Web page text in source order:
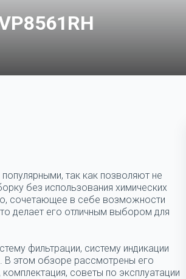
так как позволяют не
без использования химических
сочетающее в себе возможности
делает его отличным выбором для
фильтрации, систему индикации
В этом обзоре рассмотрены его
советы по эксплуатации